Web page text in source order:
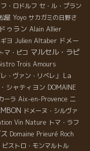
・ロドルフ セ・ル・プラン
屋 Yoyo サカガミの日野さ
ゥラン Alain Allier
ヨ Julien Altaber ドメー
トマ・ピコ マルセル・ラピ
Trois Amours
・ヴァン・リベレ」
La
シャティヨン DOMAINE
ーラ Aix-en-Provence ニ
ドメーヌ・シルヴァ
Vin Nature トマ・ラフ
Domaine Prieuré Roch
ビストロ・モンマルトル